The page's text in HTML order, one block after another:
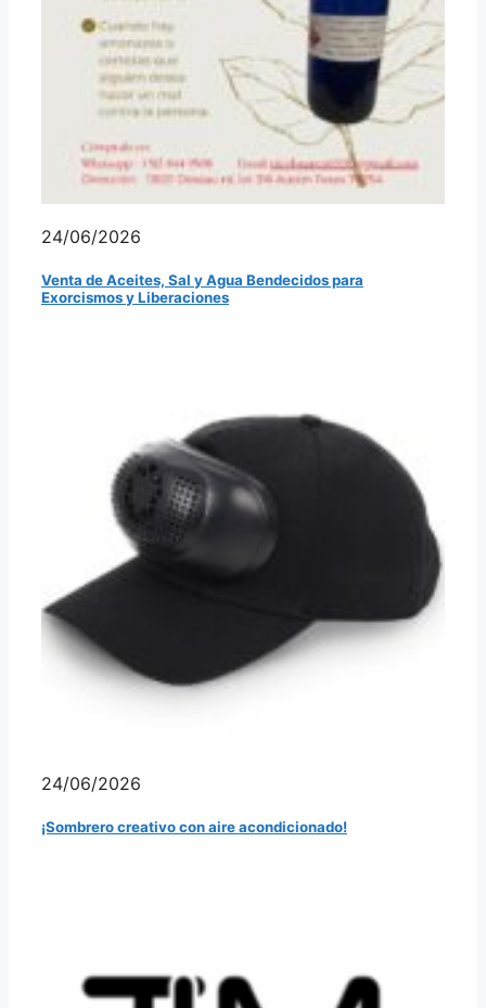
24/06/2026
Venta de Aceites, Sal y Agua Bendecidos para
Exorcismos y Liberaciones
24/06/2026
¡Sombrero creativo con aire acondicionado!